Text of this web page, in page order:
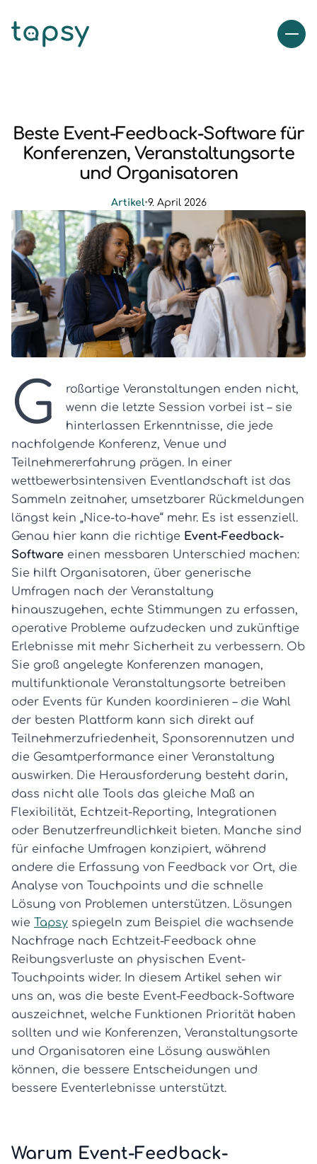
Beste Event-Feedback-Software für
Konferenzen, Veranstaltungsorte
und Organisatoren
Artikel•9. April 2026
G
roßartige Veranstaltungen enden nicht,
wenn die letzte Session vorbei ist – sie
hinterlassen Erkenntnisse, die jede
nachfolgende Konferenz, Venue und
Teilnehmererfahrung prägen. In einer
wettbewerbsintensiven Eventlandschaft ist das
Sammeln zeitnaher, umsetzbarer Rückmeldungen
längst kein „Nice-to-have“ mehr. Es ist essenziell.
Genau hier kann die richtige Event-Feedback-
Software einen messbaren Unterschied machen:
Sie hilft Organisatoren, über generische
Umfragen nach der Veranstaltung
hinauszugehen, echte Stimmungen zu erfassen,
operative Probleme aufzudecken und zukünftige
Erlebnisse mit mehr Sicherheit zu verbessern. Ob
Sie groß angelegte Konferenzen managen,
multifunktionale Veranstaltungsorte betreiben
oder Events für Kunden koordinieren – die Wahl
der besten Plattform kann sich direkt auf
Teilnehmerzufriedenheit, Sponsorennutzen und
die Gesamtperformance einer Veranstaltung
auswirken. Die Herausforderung besteht darin,
dass nicht alle Tools das gleiche Maß an
Flexibilität, Echtzeit-Reporting, Integrationen
oder Benutzerfreundlichkeit bieten. Manche sind
für einfache Umfragen konzipiert, während
andere die Erfassung von Feedback vor Ort, die
Analyse von Touchpoints und die schnelle
Lösung von Problemen unterstützen. Lösungen
wie Tapsy spiegeln zum Beispiel die wachsende
Nachfrage nach Echtzeit-Feedback ohne
Reibungsverluste an physischen Event-
Touchpoints wider. In diesem Artikel sehen wir
uns an, was die beste Event-Feedback-Software
auszeichnet, welche Funktionen Priorität haben
sollten und wie Konferenzen, Veranstaltungsorte
und Organisatoren eine Lösung auswählen
können, die bessere Entscheidungen und
bessere Eventerlebnisse unterstützt.
Warum Event-Feedback-